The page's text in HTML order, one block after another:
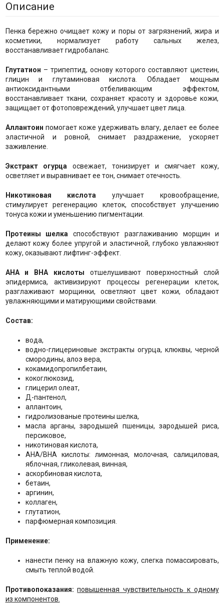
Описание
Пенка бережно очищает кожу и поры от загрязнений, жира и
косметики, нормализует работу сальных желез,
восстанавливает гидробаланс.
Глутатион – трипептид, основу которого составляют цистеин,
глицин и глутаминовая кислота. Обладает мощным
антиоксидантными отбеливающим эффектом,
восстанавливает ткани, сохраняет красоту и здоровье кожи,
защищает от фотоповреждений, улучшает цвет лица.
Аллантоин помогает коже удерживать влагу, делает ее более
эластичной и ровной, снимает раздражение, ускоряет
заживление.
Экстракт огурца освежает, тонизирует и смягчает кожу,
осветляет и выравнивает ее тон, снимает отечность.
Никотиновая кислота улучшает кровообращение,
стимулирует регенерацию клеток, способствует улучшению
тонуса кожи и уменьшению пигментации.
Протеины шелка способствуют разглаживанию морщин и
делают кожу более упругой и эластичной, глубоко увлажняют
кожу, оказывают лифтинг-эффект.
АНА и ВНА кислоты отшелушивают поверхностный слой
эпидермиса, активизируют процессы регенерации клеток,
разглаживают морщинки, осветляют цвет кожи, обладают
увлажняющими и матирующими свойствами.
Состав:
вода,
водно-глицериновые экстракты огурца, клюквы, черной
смородины, алоэ вера,
кокамидопропилбетаин,
кокоглюкозид,
глицерил олеат,
Д-пантенол,
аллантоин,
гидролизованые протеины шелка,
масла арганы, зародышей пшеницы, зародышей риса,
персиковое,
никотиновая кислота,
АНА/ВНА кислоты: лимонная, молочная, салициловая,
яблочная, гликолевая, винная,
аскорбиновая кислота,
бетаин,
аргинин,
коллаген,
глутатион,
парфюмерная композиция.
Применение:
нанести пенку на влажную кожу, слегка помассировать,
смыть теплой водой.
Противопоказания:повышенная чувствительность к одному
из компонентов.